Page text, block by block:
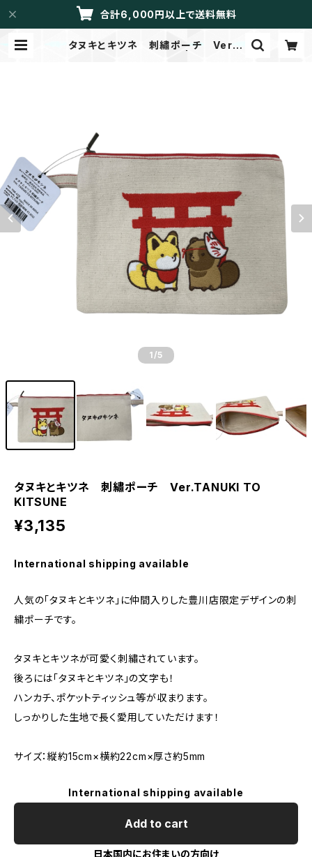
合計6,000円以上で送料無料
タヌキとキツネ 刺繡ポーチ Ver.T
1 /5
タヌキとキツネ 刺繡ポーチ Ver.TANUKI TO
KITSUNE
¥3,135
International shipping available
人気の「タヌキとキツネ」に仲間入りした豊川店限定デザインの刺
繍ポーチです。
タヌキとキツネが可愛く刺繡されています。
後ろには「タヌキとキツネ」の文字も！
ハンカチ、ポケットティッシュ等が収まります。
しっかりした生地で長く愛用していただけます！
サイズ：縦約15cm×横約22cm×厚さ約5mm
International shipping available
Add to cart
日本国内にお住まいの方向け